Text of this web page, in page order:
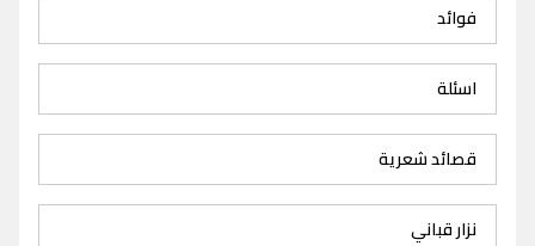
فوائد
اسئلة
قصائد شعرية
نزار قباني